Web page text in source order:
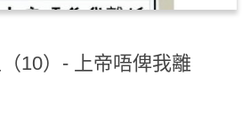
10）- 上帝唔俾我離